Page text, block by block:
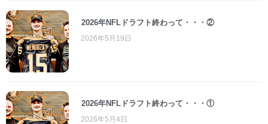
2026年NFLドラフト終わって・・・②
2026年5月19日
2026年NFLドラフト終わって・・・①
2026年5月4日